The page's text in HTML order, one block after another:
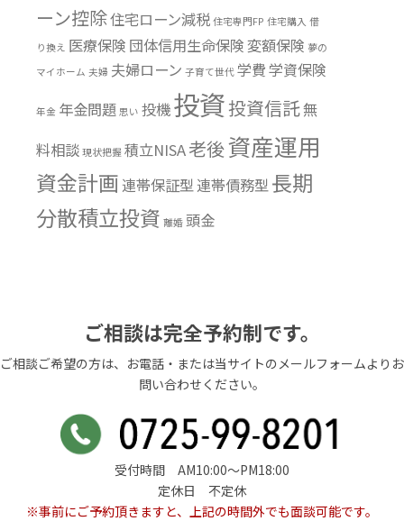
ーン控除住宅ローン減税 住宅専門FP 住宅購入 借
り換え 医療保険 団体信用生命保険変額保険 夢の
マイホーム 夫婦 夫婦ローン 子育て世代 学費学資保険
年金 年金問題 思い 投機投資投資信託無
料相談 現状把握 積立NISA老後資産運用
資金計画 連帯保証型 連帯債務型 長期
分散積立投資 離婚 頭金
ご相談は完全予約制です。
ご相談ご希望の方は、お電話・または当サイトのメールフォームよりお
問い合わせください。
受付時間 AM10:00〜PM18:00
定休日 不定休
※事前にご予約頂きますと、上記の時間外でも面談可能です。